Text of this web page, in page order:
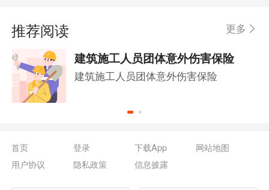
推荐阅读 更多
建筑施工人员团体意外伤害保险
建筑施工人员团体意外伤害保险
首页 登录 下载App
网站地图
用户协议
隐私政策 信息披露